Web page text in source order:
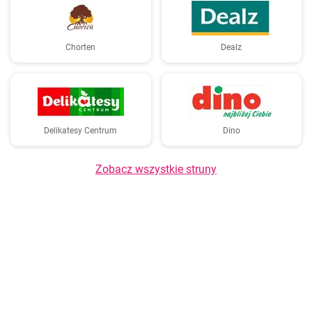
Chorten Dealz
Delikatesy Centrum Dino
Zobacz wszystkie struny